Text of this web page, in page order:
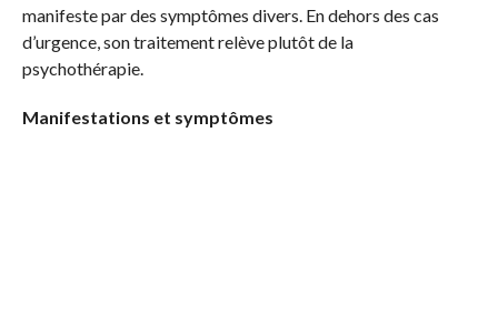
manifeste par des symptômes divers. En dehors des cas
d’urgence, son traitement relève plutôt de la
psychothérapie.
Manifestations et symptômes